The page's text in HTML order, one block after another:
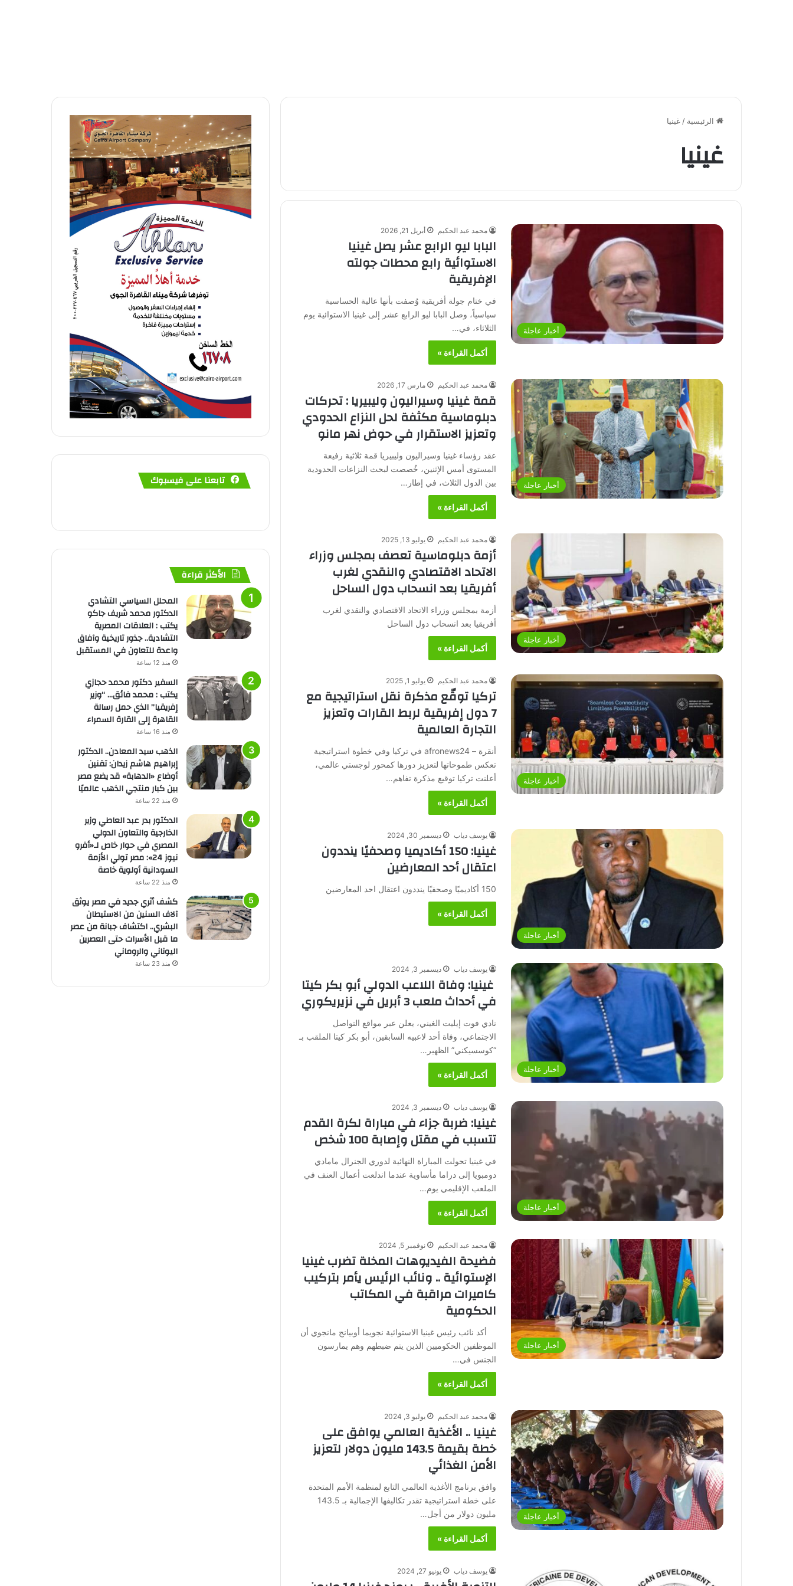
الرئيسية / غينيا
غينيا
أخبار عاجلة
محمد عبد الحكيم أبريل 21, 2026
البابا ليو الرابع عشر يصل غينيا
الاستوائية رابع محطات جولته
الإفريقية
في ختام جولة أفريقية وُصفت بأنها عالية الحساسية
سياسياً، وصل البابا ليو الرابع عشر إلى غينيا الاستوائية يوم
الثلاثاء، في…
أكمل القراءة »
أخبار عاجلة
محمد عبد الحكيم مارس 17, 2026
قمة غينيا وسيراليون وليبيريا : تحركات
دبلوماسية مكثفة لحل النزاع الحدودي
وتعزيز الاستقرار في حوض نهر مانو
عقد رؤساء غينيا وسيراليون وليبيريا قمة ثلاثية رفيعة
المستوى أمس الإثنين، خُصصت لبحث النزاعات الحدودية
بين الدول الثلاث، في إطار…
أكمل القراءة »
أخبار عاجلة
محمد عبد الحكيم يوليو 13, 2025
أزمة دبلوماسية تعصف بمجلس وزراء
الاتحاد الاقتصادي والنقدي لغرب
أفريقيا بعد انسحاب دول الساحل
أزمة بمجلس وزراء الاتحاد الاقتصادي والنقدي لغرب
أفريقيا بعد انسحاب دول الساحل
أكمل القراءة »
أخبار عاجلة
محمد عبد الحكيم يوليو 1, 2025
تركيا توقّع مذكرة نقل استراتيجية مع
7 دول إفريقية لربط القارات وتعزيز
التجارة العالمية
أنقرة – afronews24 في تركيا وفي خطوة استراتيجية
تعكس طموحاتها لتعزيز دورها كمحور لوجستي عالمي،
أعلنت تركيا توقيع مذكرة تفاهم…
أكمل القراءة »
أخبار عاجلة
يوسف دياب ديسمبر 30, 2024
غينيا: 150 أكاديميا وصحفيًا ينددون
اعتقال أحد المعارضين
150 أكاديميًا وصحفيًا ينددون اعتقال احد المعارضين
أكمل القراءة »
أخبار عاجلة
يوسف دياب ديسمبر 3, 2024
غينيا: وفاة اللاعب الدولي أبو بكر كيتا
في أحداث ملعب 3 أبريل في نزيريكوري
نادي فوت إيليت الغيني، يعلن عبر مواقع التواصل
الاجتماعي، وفاة أحد لاعبيه السابقين، أبو بكر كيتا الملقب بـ
“كوسسيكني” الظهير…
أكمل القراءة »
أخبار عاجلة
يوسف دياب ديسمبر 3, 2024
غينيا: ضربة جزاء في مباراة لكرة القدم
تتسبب في مقتل وإصابة 100 شخص
في غينيا تحولت المباراة النهائية لدوري الجنرال مامادي
دومبويا إلى دراما مأساوية عندما اندلعت أعمال العنف في
الملعب الإقليمي يوم…
أكمل القراءة »
أخبار عاجلة
محمد عبد الحكيم نوفمبر 5, 2024
فضيحة الفيديوهات المخلة تضرب غينيا
الإستوائية .. ونائب الرئيس يأمر بتركيب
كاميرات مراقبة في المكاتب
الحكومية
أكد نائب رئيس غينيا الاستوائية نجويما أوبيانج مانجوي أن
الموظفين الحكوميين الذين يتم ضبطهم وهم يمارسون
الجنس في…
أكمل القراءة »
أخبار عاجلة
محمد عبد الحكيم يوليو 3, 2024
غينيا .. الأغذية العالمي يوافق على
خطة بقيمة 143.5 مليون دولار لتعزيز
الأمن الغذائي
وافق برنامج الأغذية العالمي التابع لمنظمة الأمم المتحدة
على خطة استراتيجية تقدر تكاليفها الإجمالية بـ 143.5
مليون دولار من أجل…
أكمل القراءة »
يوسف دياب يونيو 27, 2024
تابعنا على فيسبوك
الأكثر قراءة
المحلل السياسي التشادي
الدكتور محمد شريف جاكو
يكتب : العلاقات المصرية
التشادية.. جذور تاريخية وآفاق
واعدة للتعاون في المستقبل
منذ 12 ساعة
السفير دكتور محمد حجازي
يكتب : محمد فائق… “وزير
إفريقيا” الذي حمل رسالة
القاهرة إلى القارة السمراء
منذ 16 ساعة
الذهب سيد المعادن.. الدكتور
إبراهيم هاشم زيدان: تقنين
أوضاع «الدهابة» قد يضع مصر
بين كبار منتجي الذهب عالميًا
منذ 22 ساعة
الدكتور بدر عبد العاطي وزير
الخارجية والتعاون الدولي
المصري في حوار خاص لـ«أفرو
نيوز 24»: مصر تولي الأزمة
السودانية أولوية خاصة
منذ 22 ساعة
كشف أثري جديد في مصر يوثق
آلاف السنين من الاستيطان
البشري.. اكتشاف جبانة من عصر
ما قبل الأسرات حتى العصرين
اليوناني والروماني
منذ 23 ساعة